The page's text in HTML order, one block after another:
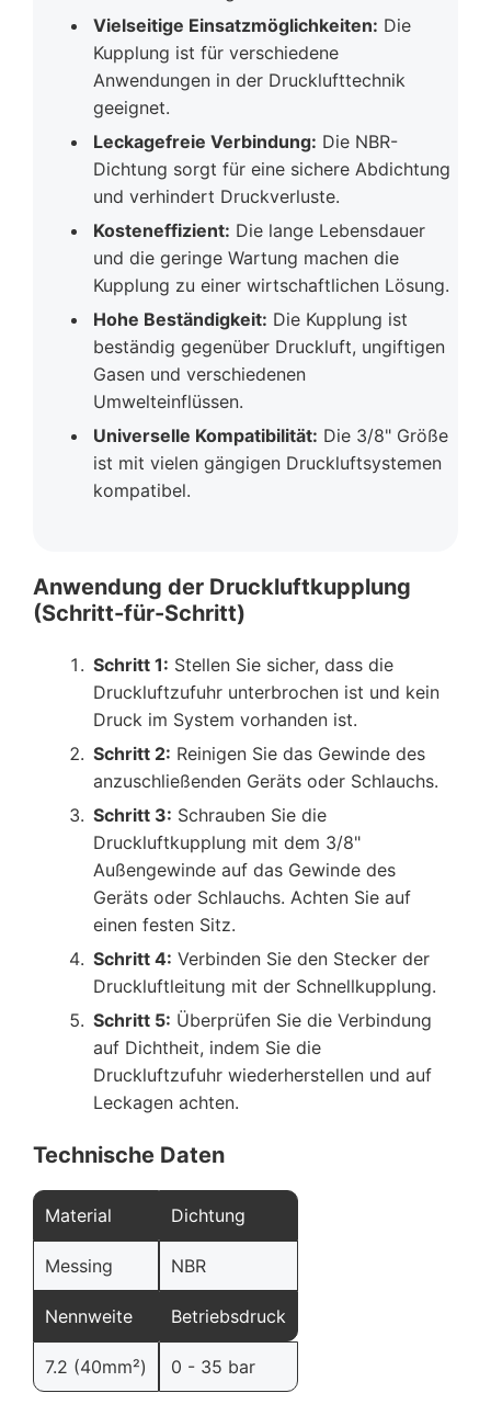
Vielseitige Einsatzmöglichkeiten: Die
Kupplung ist für verschiedene
Anwendungen in der Drucklufttechnik
geeignet.
Leckagefreie Verbindung: Die NBR-
Dichtung sorgt für eine sichere Abdichtung
und verhindert Druckverluste.
Kosteneffizient: Die lange Lebensdauer
und die geringe Wartung machen die
Kupplung zu einer wirtschaftlichen Lösung.
Hohe Beständigkeit: Die Kupplung ist
beständig gegenüber Druckluft, ungiftigen
Gasen und verschiedenen
Umwelteinflüssen.
Universelle Kompatibilität: Die 3/8" Größe
ist mit vielen gängigen Druckluftsystemen
kompatibel.
Anwendung der Druckluftkupplung
(Schritt-für-Schritt)
Schritt 1: Stellen Sie sicher, dass die
Druckluftzufuhr unterbrochen ist und kein
Druck im System vorhanden ist.
Schritt 2: Reinigen Sie das Gewinde des
anzuschließenden Geräts oder Schlauchs.
Schritt 3: Schrauben Sie die
Druckluftkupplung mit dem 3/8"
Außengewinde auf das Gewinde des
Geräts oder Schlauchs. Achten Sie auf
einen festen Sitz.
Schritt 4: Verbinden Sie den Stecker der
Druckluftleitung mit der Schnellkupplung.
Schritt 5: Überprüfen Sie die Verbindung
auf Dichtheit, indem Sie die
Druckluftzufuhr wiederherstellen und auf
Leckagen achten.
Technische Daten
Material Dichtung
Messing NBR
Nennweite Betriebsdruck
7.2 (40mm²) 0 - 35 bar